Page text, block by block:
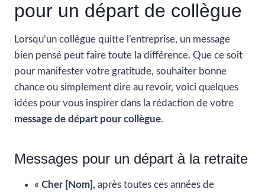
pour un départ de collègue
Lorsqu’un collègue quitte l’entreprise, un message
bien pensé peut faire toute la différence. Que ce soit
pour manifester votre gratitude, souhaiter bonne
chance ou simplement dire au revoir, voici quelques
idées pour vous inspirer dans la rédaction de votre
message de départ pour collègue.
Messages pour un départ à la retraite
« Cher [Nom], après toutes ces années de